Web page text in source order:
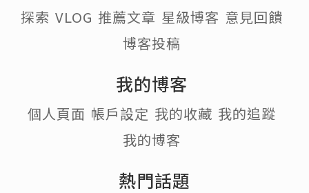
探索 VLOG 推薦文章 星級博客 意見回饋
博客投稿
我的博客
個人頁面 帳戶設定 我的收藏 我的追蹤
我的博客
熱門話題